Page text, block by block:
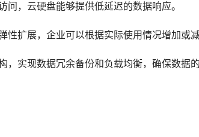
，云硬盘能够提供低延迟的数据响应。
扩展，企业可以根据实际使用情况增加或减
实现数据冗余备份和负载均衡，确保数据